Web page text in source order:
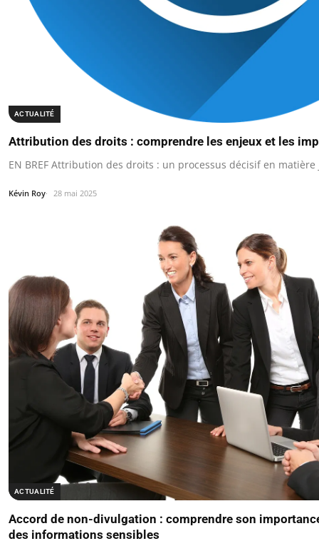
ACTUALITÉ
Attribution des droits : comprendre les enjeux et les
EN BREF Attribution des droits : un processus décisif en
Kévin Roy 28 mai 2025
ACTUALITÉ
Accord de non-divulgation : comprendre son
des informations sensibles